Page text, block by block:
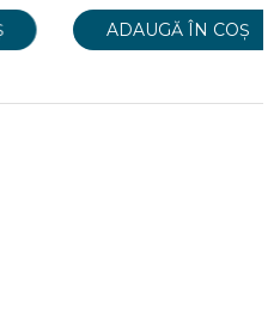
ADAUGĂ ÎN COȘ